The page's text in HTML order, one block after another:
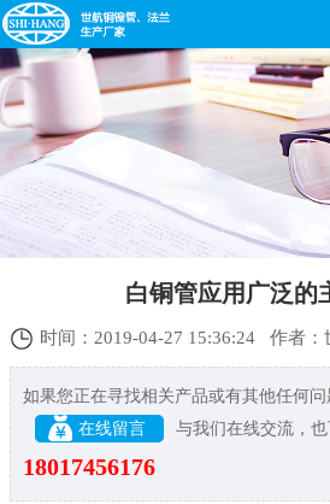
白铜管应用广泛的
时间：2019-04-27 15:36:24 作者：
如果您正在寻找相关产品或有其他任何
在线留言
与我们在线交流，
18017456176